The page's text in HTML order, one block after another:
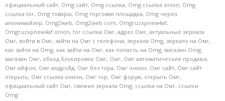
официальный сайт, Omg сайт, Omg ссылка, Omg ссылка onion, Omg
ссылка tor, Omg товары, Omg торговая площадка, Omg через
анонимайзер, Omg2web, Omg2web com, Omgruzxpnew4af,
Omgruzxpnew4af onion, tor ссылка Омг, адрес Омг, актуальные зеркала
Омг, войти в Омг, зайти на Омг с телефона, зеркала Omg, зеркало на Омг,
как зайти на Omg, как зайти на Омг, как попасть на Omg, магазин Omg,
магазин Омг, обход блокировок Омг, Омг, Омг автоматические продажи,
Омг айфон, Омг андройд, Омг без тора, Омг онион, Омг сайт, Омг сайт
открыть, Омг ссылка онион, Омг тор, Омг форум, открыть Омг,
официальный сайт Омг, свежие зеркала Omg, ссылка на Омг, ссылки
Omg